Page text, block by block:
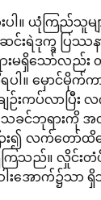
ါ။ ယုံကြည်သူမျ
းရဲဒုက္ခ ပြဿ
မရှိသော်လည်း
ါ။ မှောင်မိုက်
ဉ်းကပ်လာပြီ
ခင်ဘုရားကို
၍ လက်တော်ထိ
ြသည်။ လှိုင်းတံ
ါးအောက်၌သာ